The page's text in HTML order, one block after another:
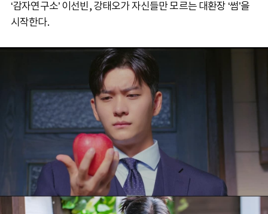
‘감자연구소’ 이선빈, 강태오가 자신들만 모르는 대환장 ‘썸’을
시작한다.